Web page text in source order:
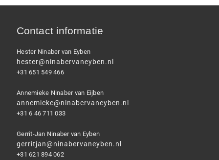
Contact informatie
Hester Ninaber van Eyben
hester@ninabervaneyben.nl
+31 651 549 466
Annemieke Ninaber van Eijben
annemieke@ninabervaneyben.nl
+31 6 46 711 033
Gerrit-Jan Ninaber van Eyben
gerritjan@ninabervaneyben.nl
+31 621 894 062